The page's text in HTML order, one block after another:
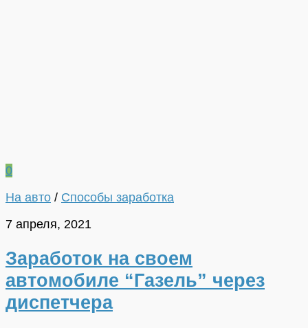
0
На авто / Способы заработка
7 апреля, 2021
Заработок на своем
автомобиле “Газель” через
диспетчера